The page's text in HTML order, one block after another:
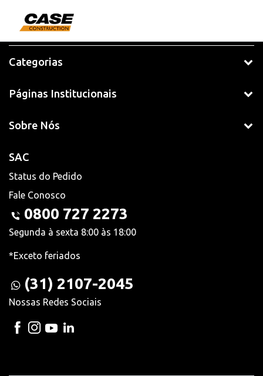
Categorias
Páginas Institucionais
Sobre Nós
SAC
Status do Pedido
Fale Conosco
0800 727 2273
Segunda à sexta 8:00 às 18:00
*Exceto feriados
(31) 2107-2045
Nossas Redes Sociais